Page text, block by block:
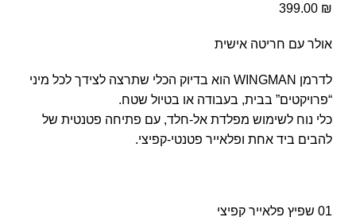
399.00 ₪
אולר עם חריטה אישית
לדרמן WINGMAN הוא בדיוק הכלי שתרצה לצידך לכל מיני
“פרויקטים” בבית, בעבודה או בטיול שטח.
כלי נוח לשימוש מפלדת אל-חלד, עם פתיחה פטנטית של
להבים ביד אחת ופלאייר פטנטי-קפיצי.
01 שפיץ פלאייר קפיצי